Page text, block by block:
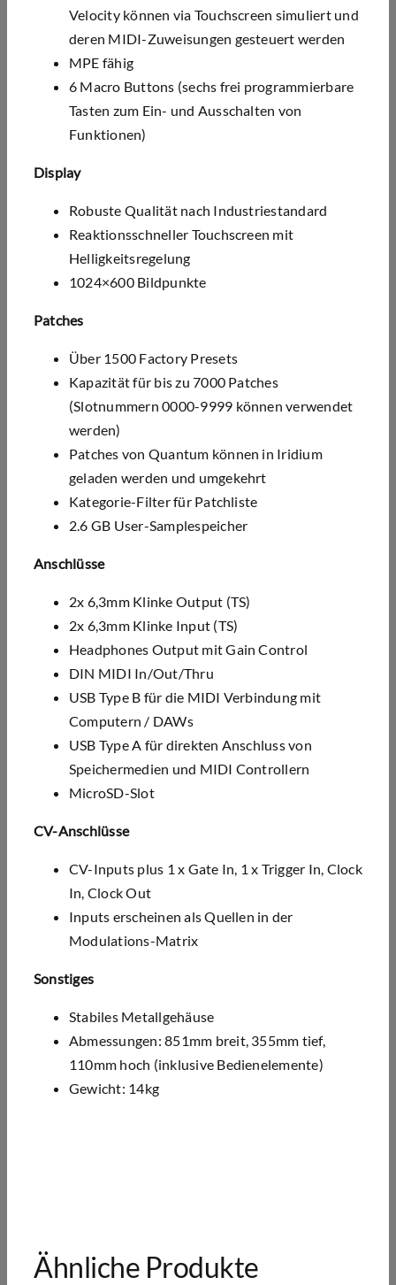
Velocity können via Touchscreen simuliert und
deren MIDI-Zuweisungen gesteuert werden
MPE fähig
6 Macro Buttons (sechs frei programmierbare
Tasten zum Ein- und Ausschalten von
Funktionen)
Display
Robuste Qualität nach Industriestandard
Reaktionsschneller Touchscreen mit
Helligkeitsregelung
1024×600 Bildpunkte
Patches
Über 1500 Factory Presets
Kapazität für bis zu 7000 Patches
(Slotnummern 0000-9999 können verwendet
werden)
Patches von Quantum können in Iridium
geladen werden und umgekehrt
Kategorie-Filter für Patchliste
2.6 GB User-Samplespeicher
Anschlüsse
2x 6,3mm Klinke Output (TS)
2x 6,3mm Klinke Input (TS)
Headphones Output mit Gain Control
DIN MIDI In/Out/Thru
USB Type B für die MIDI Verbindung mit
Computern / DAWs
USB Type A für direkten Anschluss von
Speichermedien und MIDI Controllern
MicroSD-Slot
CV-Anschlüsse
CV-Inputs plus 1 x Gate In, 1 x Trigger In, Clock
In, Clock Out
Inputs erscheinen als Quellen in der
Modulations-Matrix
Sonstiges
Stabiles Metallgehäuse
Abmessungen: 851mm breit, 355mm tief,
110mm hoch (inklusive Bedienelemente)
Gewicht: 14kg
Ähnliche Produkte